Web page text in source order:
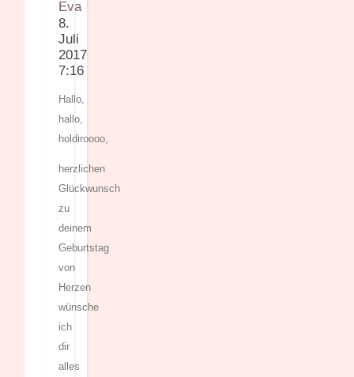
Eva
8.
Juli
2017
7:16
Hallo,
hallo,
holdiroooo,
herzlichen
Glückwunsch
zu
deinem
Geburtstag
von
Herzen
wünsche
ich
dir
alles